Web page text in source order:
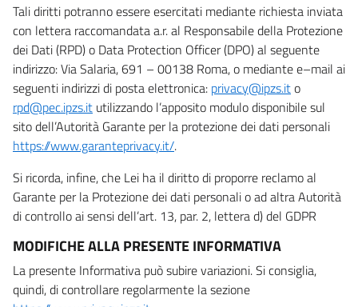
Tali diritti potranno essere esercitati mediante richiesta inviata
con lettera raccomandata a.r. al Responsabile della Protezione
dei Dati (RPD) o Data Protection Officer (DPO) al seguente
indirizzo: Via Salaria, 691 – 00138 Roma, o mediante e–mail ai
seguenti indirizzi di posta elettronica: privacy@ipzs.ito
rpd@pec.ipzs.it utilizzando l’apposito modulo disponibile sul
sito dell’Autorità Garante per la protezione dei dati personali
https://www.garanteprivacy.it/.
Si ricorda, infine, che Lei ha il diritto di proporre reclamo al
Garante per la Protezione dei dati personali o ad altra Autorità
di controllo ai sensi dell’art. 13, par. 2, lettera d) del GDPR
MODIFICHE ALLA PRESENTE INFORMATIVA
La presente Informativa può subire variazioni. Si consiglia,
quindi, di controllare regolarmente la sezione